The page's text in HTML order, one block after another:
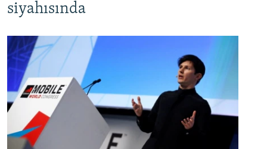
siyahısında